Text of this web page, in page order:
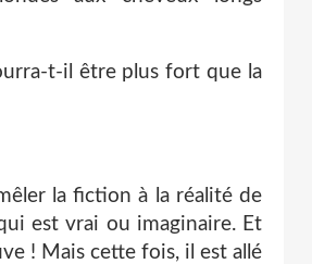
t-il être plus fort que la
la fiction à la réalité de
est vrai ou imaginaire. Et
! Mais cette fois, il est allé